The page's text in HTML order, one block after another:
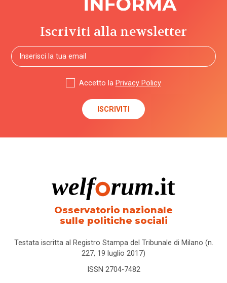
Iscriviti alla newsletter
Accetto la Privacy Policy
Osservatorio nazionale
sulle politiche sociali
Testata iscritta al Registro Stampa del Tribunale di Milano (n.
227, 19 luglio 2017)
ISSN 2704-7482